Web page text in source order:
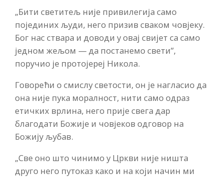
„Бити светитељ није привилегија само
појединих људи, него призив сваком човјеку.
Бог нас ствара и доводи у овај свијет са само
једном жељом — да постанемо свети”,
поручио је протојереј Никола.
Говорећи о смислу светости, он је нагласио да
она није пука моралност, нити само одраз
етичких врлина, него прије свега дар
благодати Божије и човјеков одговор на
Божију љубав.
„Све оно што чинимо у Цркви није ништа
друго него путоказ како и на који начин ми